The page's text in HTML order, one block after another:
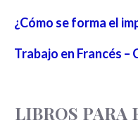
¿Cómo se forma el
Trabajo en Francés –
LIBROS PARA